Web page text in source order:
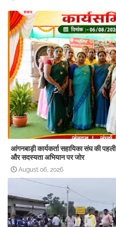
आंगनबाड़ी कार्यकर्ता सहायिका संघ की
और सदस्यता अभियान पर जोर
August 06, 2026